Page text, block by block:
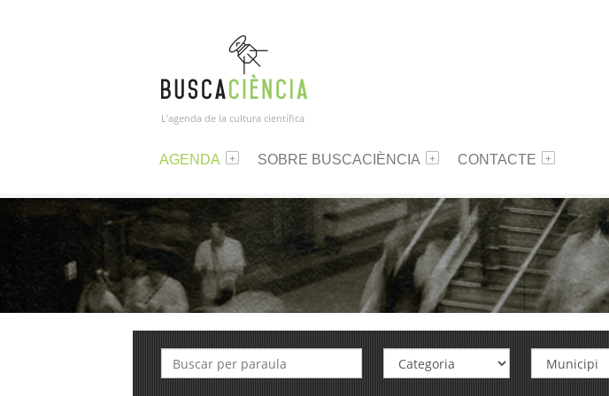
L’agenda de la cultura científica
AGENDA SOBRE BUSCACIÈNCIA CONTACTE